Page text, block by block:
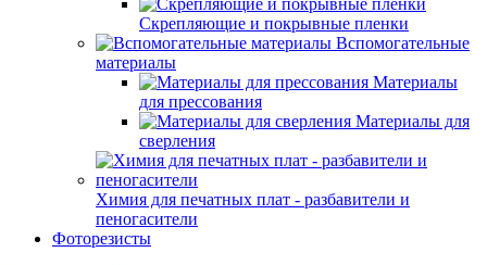
Скрепляющие и покрывные пленки
Вспомогательные
материалы
Материалы
для прессования
Материалы для
сверления
Химия для печатных плат - разбавители и
пеногасители
Фоторезисты